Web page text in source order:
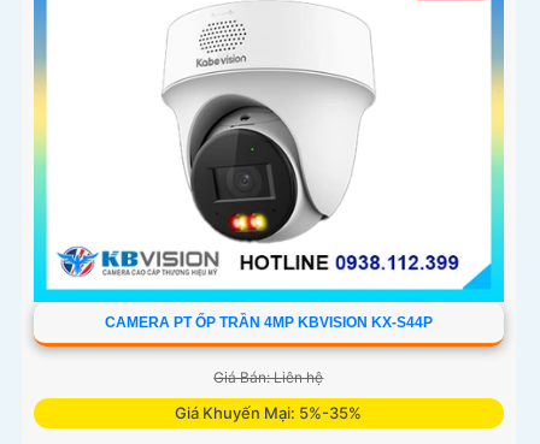
CAMERA PT ỐP TRẦN 4MP KBVISION KX-S44P
Giá Bán: Liên hệ
Giá Khuyến Mại: 5%-35%